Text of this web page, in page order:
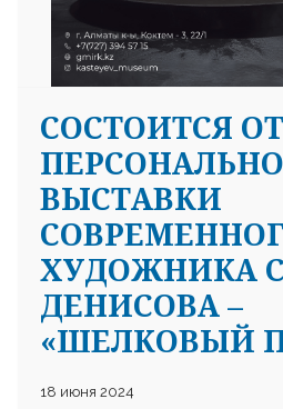
СОСТОИТСЯ
ВЫСТАВКИ
ХУДОЖНИКА
ДЕНИСОВА –
«ШЕЛКОВЫЙ
18 июня 2024